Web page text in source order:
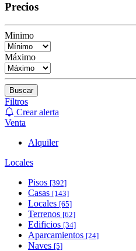
Precios
Minimo
Máximo
Buscar
Filtros
Crear alerta
Venta
Alquiler
Locales
Pisos [392]
Casas [143]
Locales [65]
Terrenos [62]
Edificios [34]
Aparcamientos [24]
Naves [5]